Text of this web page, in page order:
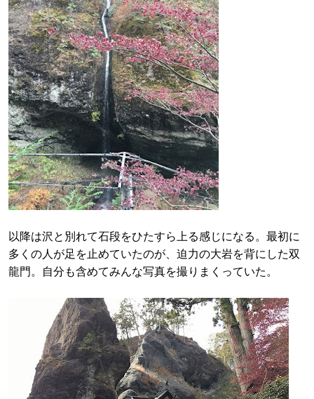
以降は沢と別れて石段をひたすら上る感じになる。最初に
多くの人が足を止めていたのが、迫力の大岩を背にした双
龍門。自分も含めてみんな写真を撮りまくっていた。